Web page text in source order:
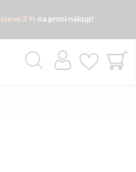
slevu 3 % na první nákup!